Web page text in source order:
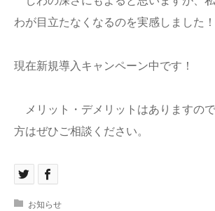
わが目立たなくなるのを実感しました！
現在新規導入キャンペーン中です！
メリット・デメリットはありますの
方はぜひご相談ください。
お知らせ